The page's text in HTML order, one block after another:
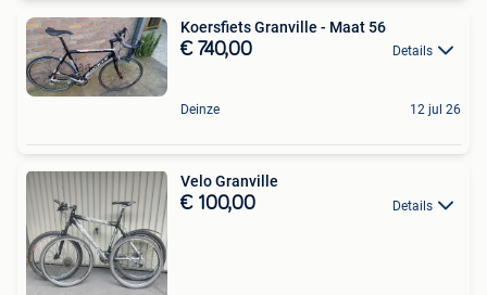
Koersfiets Granville - Maat 56
€ 740,00 Details
Deinze 12 jul 26
Velo Granville
€ 100,00 Details